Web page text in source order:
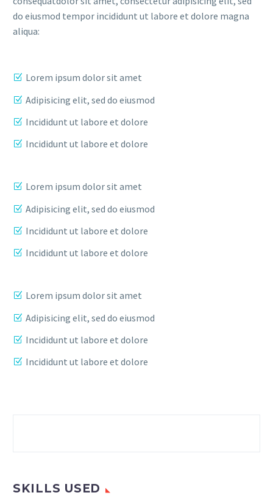
do eiusmod tempor incididunt ut labore et dolore magna
aliqua:
Lorem ipsum dolor sit amet
Adipisicing elit, sed do eiusmod
Incididunt ut labore et dolore
Incididunt ut labore et dolore
Lorem ipsum dolor sit amet
Adipisicing elit, sed do eiusmod
Incididunt ut labore et dolore
Incididunt ut labore et dolore
Lorem ipsum dolor sit amet
Adipisicing elit, sed do eiusmod
Incididunt ut labore et dolore
Incididunt ut labore et dolore
SKILLS USED